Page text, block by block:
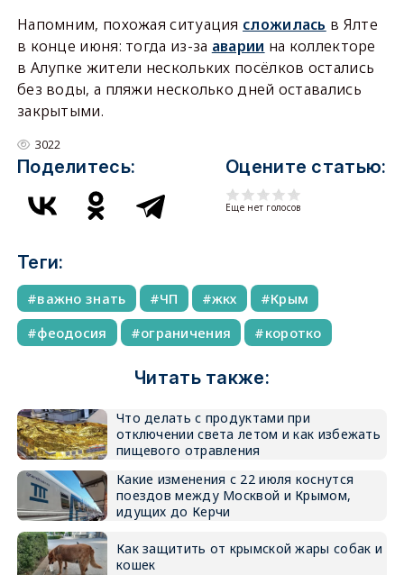
Напомним, похожая ситуация сложилась в Ялте
в конце июня: тогда из-за аварии на коллекторе
в Алупке жители нескольких посёлков остались
без воды, а пляжи несколько дней оставались
закрытыми.
3022
Поделитесь: Оцените статью:
Еще нет голосов
Теги:
важно знать ЧП жкх
Крым
феодосия
ограничения коротко
Читать также:
Что делать с продуктами при
отключении света летом и как избежать
пищевого отравления
Какие изменения с 22 июля коснутся
поездов между Москвой и Крымом,
идущих до Керчи
Как защитить от крымской жары собак и
кошек